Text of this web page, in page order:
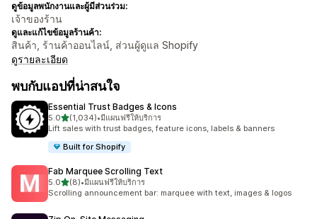
ดูข้อมูลพนักงานและผู้มีส่วนร่วม:
เจ้าของร้าน
ดูและแก้ไขข้อมูลร้านค้า:
สินค้า, ร้านค้าออนไลน์, ส่วนผู้ดูแล Shopify
ดูรายละเอียด
พบกับแอปที่น่าสนใจ
Essential Trust Badges & Icons
5.0เต็ม 5 ดาว
(1,034)
ทั้งหมด 1034 รีวิว
•มีแผนฟรีให้บริการ
Lift sales with trust badges, feature icons, labels & banners
Built for Shopify
Fab Marquee Scrolling Text
5.0เต็ม 5 ดาว
(8)
ทั้งหมด 8 รีวิว
•มีแผนฟรีให้บริการ
Scrolling announcement bar: marquee with text, images & logos